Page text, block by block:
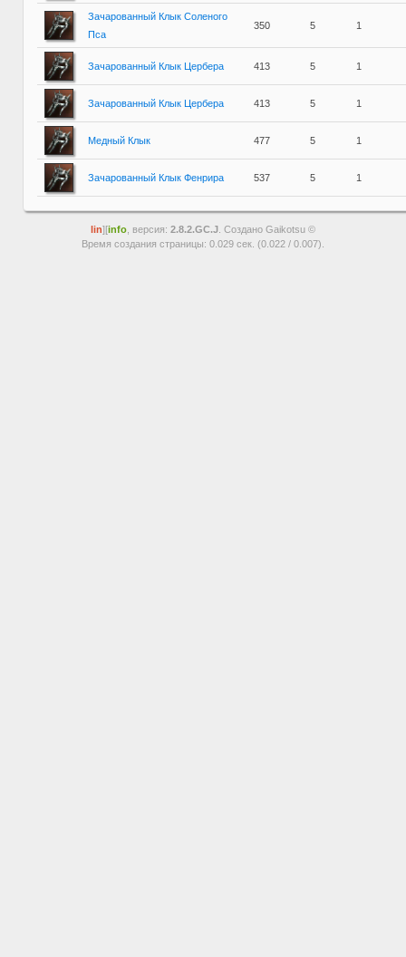
Зачарованный Клык Соленого
Пса
350 5 1
Зачарованный Клык Цербера 413 5 1
Зачарованный Клык Цербера 413 5 1
Медный Клык 477 5 1
Зачарованный Клык Фенрира 537 5 1
lin][info , версия: 2.8.2.GC.J . Создано Gaikotsu ©
Время создания страницы: 0.029 сек. (0.022 / 0.007).